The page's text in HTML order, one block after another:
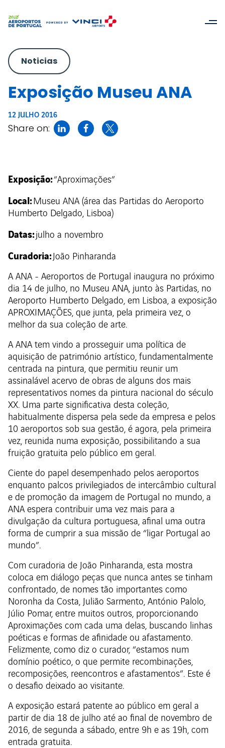
Noticias
Exposição Museu ANA
12 JULHO 2016
Share on:
Exposição:“Aproximações”
Local:Museu ANA (área das Partidas do Aeroporto
Humberto Delgado, Lisboa)
Datas:julho a novembro
Curadoria:João Pinharanda
A ANA - Aeroportos de Portugal inaugura no próximo
dia 14 de julho, no Museu ANA, junto às Partidas, no
Aeroporto Humberto Delgado, em Lisboa, a exposição
APROXIMAÇÕES, que junta, pela primeira vez, o
melhor da sua coleção de arte.
A ANA tem vindo a prosseguir uma política de
aquisição de património artístico, fundamentalmente
centrada na pintura, que permitiu reunir um
assinalável acervo de obras de alguns dos mais
representativos nomes da pintura nacional do século
XX. Uma parte significativa desta coleção,
habitualmente dispersa pela sede da empresa e pelos
10 aeroportos sob sua gestão, é agora, pela primeira
vez, reunida numa exposição, possibilitando a sua
fruição gratuita pelo público em geral.
Ciente do papel desempenhado pelos aeroportos
enquanto palcos privilegiados de intercâmbio cultural
e de promoção da imagem de Portugal no mundo, a
ANA espera contribuir uma vez mais para a
divulgação da cultura portuguesa, afinal uma outra
forma de cumprir a sua missão de “ligar Portugal ao
mundo”.
Com curadoria de João Pinharanda, esta mostra
coloca em diálogo peças que nunca antes se tinham
confrontado, de nomes tão importantes como
Noronha da Costa, Julião Sarmento, António Palolo,
Júlio Pomar, entre muitos outros, proporcionando
Aproximações com cada uma delas, buscando linhas
poéticas e formas de afinidade ou afastamento.
Felizmente, como diz o curador, “estamos num
domínio poético, o que permite recombinações,
recomposições, reencontros e afastamentos”. Este é
o desafio deixado ao visitante.
​A exposição estará patente ao público em geral a
partir de dia 18 de julho até ao final de novembro de
2016, de segunda a sábado, entre 9h e as 19h, com
entrada gratuita.